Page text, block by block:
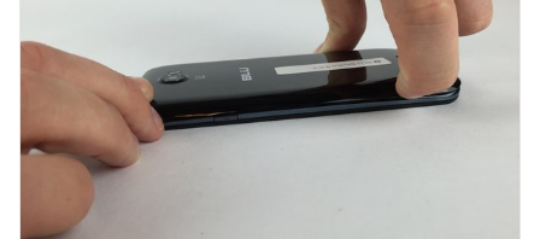
İptal Yorum gönder